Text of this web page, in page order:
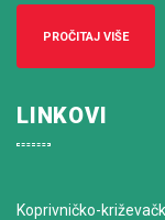
PROČITAJ VIŠE
LINKOVI
Koprivničko-